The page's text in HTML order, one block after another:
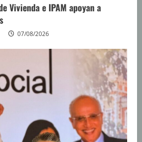
Vivienda e IPAM apoyan a
07/08/2026